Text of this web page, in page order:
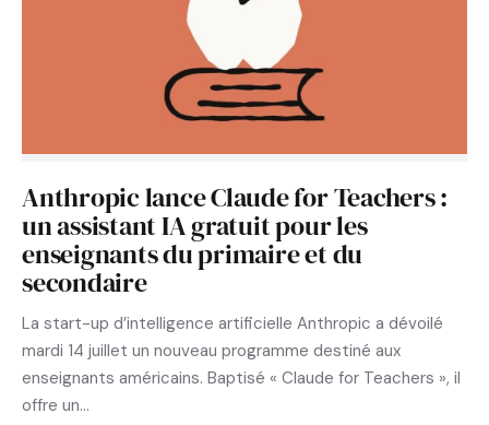
Anthropic lance Claude for Teachers :
un assistant IA gratuit pour les
enseignants du primaire et du
secondaire
La start-up d’intelligence artificielle Anthropic a dévoilé
mardi 14 juillet un nouveau programme destiné aux
enseignants américains. Baptisé « Claude for Teachers », il
offre un…